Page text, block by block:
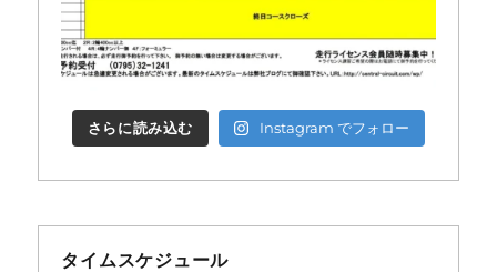
さらに読み込む Instagram でフォロー
タイムスケジュール